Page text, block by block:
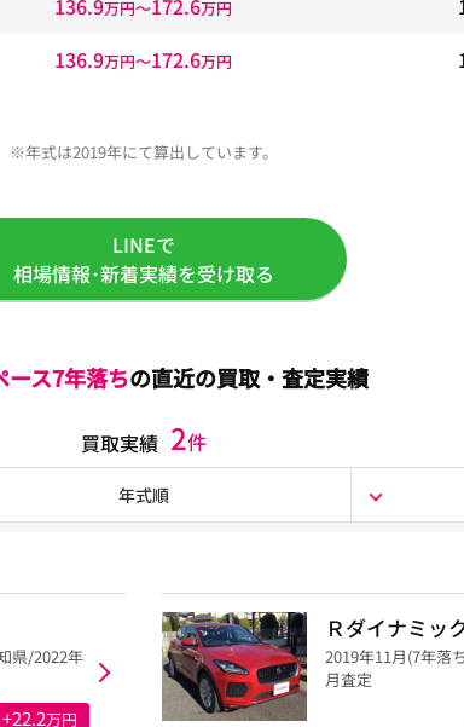
136.9万円〜172.6万円
136.9万円〜172.6万円
※年式は2019年にて算出しています。
LINEで
相場情報･新着実績を受け取る
ース7年落ちの直近の買取・査定実績
買取実績 2件
年式順
県/2022年
+22.2万円
Ｒダイナミッ
2019年11月(7年落
月査定